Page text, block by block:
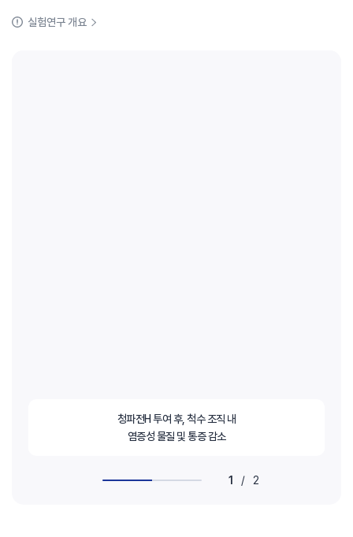
실험연구 개요
청파전H 투여 후, 척수 조직 내
염증성 물질 및 통증 감소
1 / 2